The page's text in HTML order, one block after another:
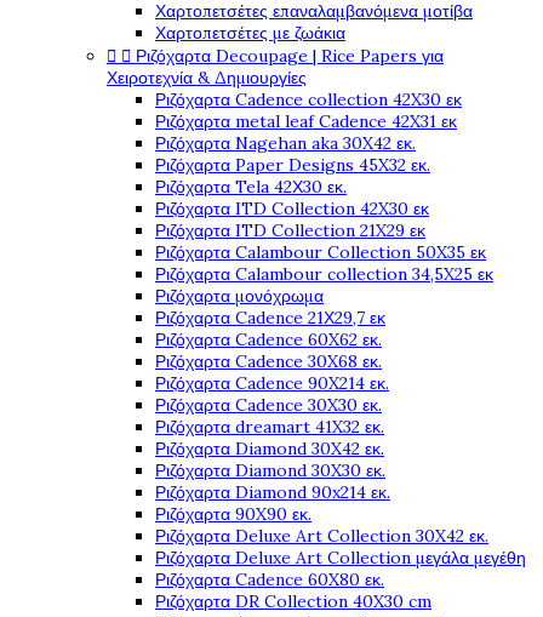
Χαρτοπετσέτες επαναλαμβανόμενα μοτίβα
Χαρτοπετσέτες με ζωάκια
  Ριζόχαρτα Decoupage | Rice Papers για
Χειροτεχνία & Δημιουργίες
Ριζόχαρτα Cadence collection 42X30 εκ
Ριζόχαρτα metal leaf Cadence 42X31 εκ
Ριζόχαρτα Nagehan aka 30X42 εκ.
Ριζόχαρτα Paper Designs 45X32 εκ.
Ριζόχαρτα Tela 42Χ30 εκ.
Ριζόχαρτα ITD Collection 42X30 εκ
Ριζόχαρτα ITD Collection 21X29 εκ
Ριζόχαρτα Calambour Collection 50X35 εκ
Ριζόχαρτα Calambour collection 34,5X25 εκ
Ριζόχαρτα μονόχρωμα
Ριζόχαρτα Cadence 21Χ29,7 εκ
Ριζόχαρτα Cadence 60X62 εκ.
Ριζόχαρτα Cadence 30X68 εκ.
Ριζόχαρτα Cadence 90X214 εκ.
Ριζόχαρτα Cadence 30X30 εκ.
Ριζόχαρτα dreamart 41X32 εκ.
Ριζόχαρτα Diamond 30X42 εκ.
Ριζόχαρτα Diamond 30X30 εκ.
Ριζόχαρτα Diamond 90x214 εκ.
Ριζόχαρτα 90X90 εκ.
Ριζόχαρτα Deluxe Art Collection 30X42 εκ.
Ριζόχαρτα Deluxe Art Collection μεγάλα μεγέθη
Ριζόχαρτα Cadence 60X80 εκ.
Ριζόχαρτα DR Collection 40X30 cm